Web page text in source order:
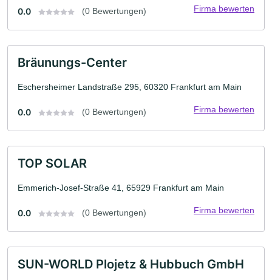
0.0 (0 Bewertungen) Firma bewerten
Bräunungs-Center
Eschersheimer Landstraße 295, 60320 Frankfurt am Main
0.0 (0 Bewertungen) Firma bewerten
TOP SOLAR
Emmerich-Josef-Straße 41, 65929 Frankfurt am Main
0.0 (0 Bewertungen) Firma bewerten
SUN-WORLD Plojetz & Hubbuch GmbH